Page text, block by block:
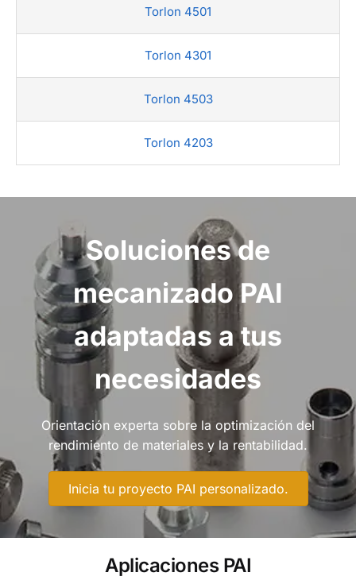
Torlon 4501
Torlon 4301
Torlon 4503
Torlon 4203
Soluciones de
mecanizado PAI
adaptadas a tus
necesidades
Orientación experta sobre la optimización del
rendimiento de materiales y la rentabilidad.
Inicia tu proyecto PAI personalizado.
Aplicaciones PAI